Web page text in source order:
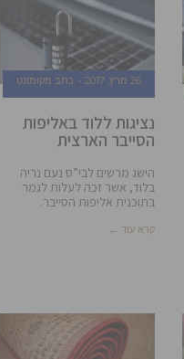
26 מרץ, 2017 כתב מקומונט
נציגות ללוד באליפות
הסייבר הארצית
הישג מרשים לבי”ס נעם נריה
בלוד, אשר זכה לעלות לגמר
בתוכנית אליפות הסייבר.
קרא עוד ←